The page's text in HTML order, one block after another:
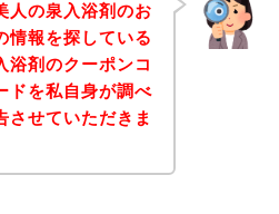
人の泉入浴剤のお
情報を探している
浴剤のクーポンコ
ドを私自身が調べ
させていただきま